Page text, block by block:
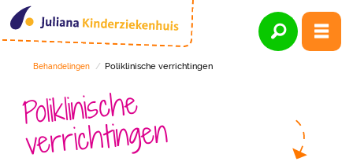
Behandelingen Poliklinische verrichtingen
Poliklinische
verrichtingen